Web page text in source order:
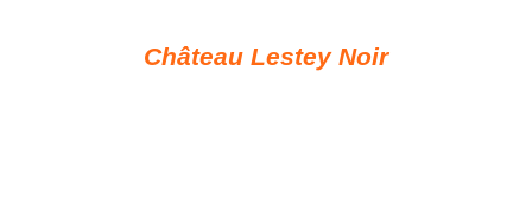
Château Lestey Noir